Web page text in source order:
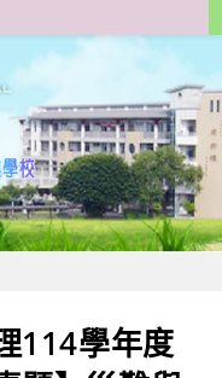
114學年度